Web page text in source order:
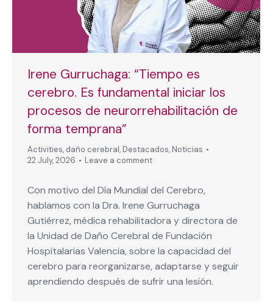
Irene Gurruchaga: “Tiempo es
cerebro. Es fundamental iniciar los
procesos de neurorrehabilitación de
forma temprana”
Activities, daño cerebral, Destacados, Noticias
22 July, 2026
Leave a comment
Con motivo del Día Mundial del Cerebro,
hablamos con la Dra. Irene Gurruchaga
Gutiérrez, médica rehabilitadora y directora de
la Unidad de Daño Cerebral de Fundación
Hospitalarias Valencia, sobre la capacidad del
cerebro para reorganizarse, adaptarse y seguir
aprendiendo después de sufrir una lesión.